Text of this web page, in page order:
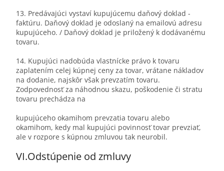
13. Predávajúci vystaví kupujúcemu daňový doklad -
faktúru. Daňový doklad je odoslaný na emailovú adresu
kupujúceho. / Daňový doklad je priložený k dodávanému
tovaru.
14. Kupujúci nadobúda vlastnícke právo k tovaru
zaplatením celej kúpnej ceny za tovar, vrátane nákladov
na dodanie, najskôr však prevzatím tovaru.
Zodpovednosť za náhodnou skazu, poškodenie či stratu
tovaru prechádza na
kupujúceho okamihom prevzatia tovaru alebo
okamihom, kedy mal kupujúci povinnosť tovar prevziať,
ale v rozpore s kúpnou zmluvou tak neurobil.
VI.Odstúpenie od zmluvy